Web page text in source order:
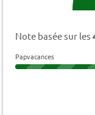
Note basée sur les
Papvacances